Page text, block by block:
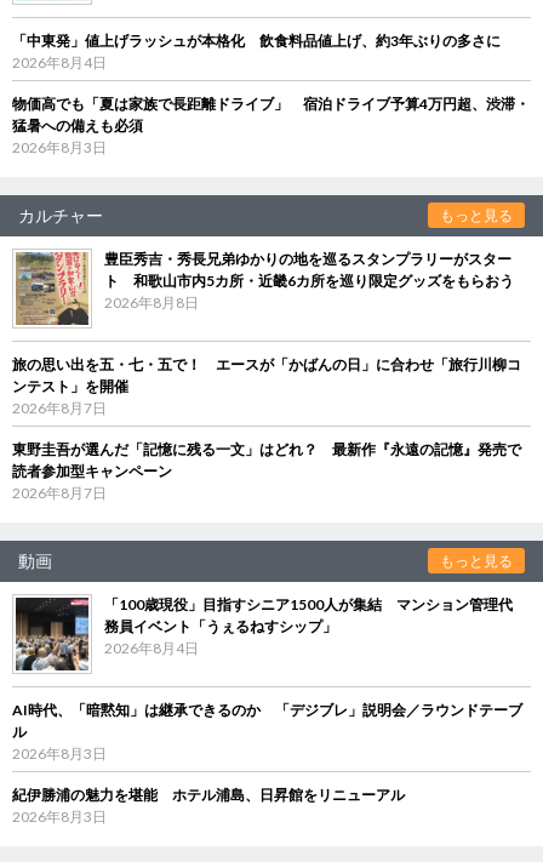
「中東発」値上げラッシュが本格化 飲食料品値上げ、約3年ぶりの多さに
2026年8月4日
物価高でも「夏は家族で長距離ドライブ」 宿泊ドライブ予算4万円超、渋滞・
猛暑への備えも必須
2026年8月3日
カルチャー もっと見る
豊臣秀吉・秀長兄弟ゆかりの地を巡るスタンプラリーがスター
ト 和歌山市内5カ所・近畿6カ所を巡り限定グッズをもらおう
2026年8月8日
旅の思い出を五・七・五で！ エースが「かばんの日」に合わせ「旅行川柳コ
ンテスト」を開催
2026年8月7日
東野圭吾が選んだ「記憶に残る一文」はどれ？ 最新作『永遠の記憶』発売で
読者参加型キャンペーン
2026年8月7日
動画 もっと見る
「100歳現役」目指すシニア1500人が集結 マンション管理代
務員イベント「うぇるねすシップ」
2026年8月4日
AI時代、「暗黙知」は継承できるのか 「デジブレ」説明会／ラウンドテーブ
ル
2026年8月3日
紀伊勝浦の魅力を堪能 ホテル浦島、日昇館をリニューアル
2026年8月3日